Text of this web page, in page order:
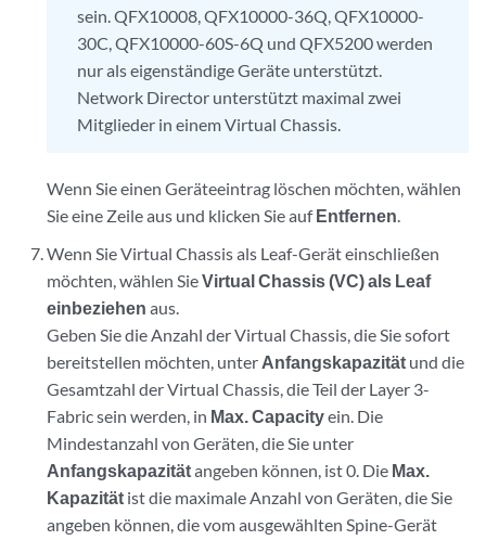
sein. QFX10008, QFX10000-36Q, QFX10000-
30C, QFX10000-60S-6Q und QFX5200 werden
nur als eigenständige Geräte unterstützt.
Network Director unterstützt maximal zwei
Mitglieder in einem Virtual Chassis.
Wenn Sie einen Geräteeintrag löschen möchten, wählen
Sie eine Zeile aus und klicken Sie aufEntfernen.
Wenn Sie Virtual Chassis als Leaf-Gerät einschließen
möchten, wählen SieVirtual Chassis (VC) als Leaf
einbeziehen aus.
Geben Sie die Anzahl der Virtual Chassis, die Sie sofort
bereitstellen möchten, unter Anfangskapazität und die
Gesamtzahl der Virtual Chassis, die Teil der Layer 3-
Fabric sein werden, in Max. Capacityein. Die
Mindestanzahl von Geräten, die Sie unter
Anfangskapazitätangeben können, ist 0. Die Max.
Kapazität ist die maximale Anzahl von Geräten, die Sie
angeben können, die vom ausgewählten Spine-Gerät